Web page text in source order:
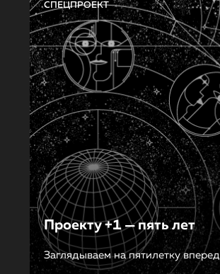
СПЕЦПРОЕКТ
Проекту +1 — пять лет
Заглядываем на пятилетку вперед